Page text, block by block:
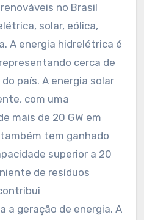
no Brasil
solar, eólica,
A energia hidrelétrica é
cerca de
país. A energia solar
com uma
mais de 20 GW em
tem ganhado
superior a 20
de resíduos
a geração de energia. A